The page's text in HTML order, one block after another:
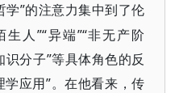
学”的注意力集中到了伦
人”“异端”“非无产阶
识分子”等具体角色的反
学应用”。在他看来，传